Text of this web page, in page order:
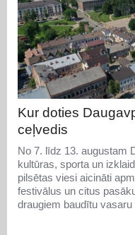
Kur doties
ceļvedis
No 7. līdz 13. augustam
kultūras, sporta un
pilsētas viesi aicināti
festivālus un citus
draugiem baudītu